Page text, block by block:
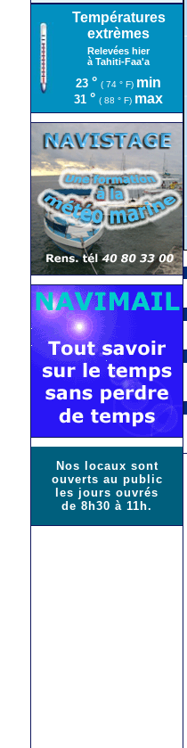
Températures
extrèmes
Relevées hier
à Tahiti-Faa'a
23 ° ( 74 ° F) min
31 ° ( 88 ° F) max
Nos locaux sont
ouverts au public
les jours ouvrés
de 8h30 à 11h.